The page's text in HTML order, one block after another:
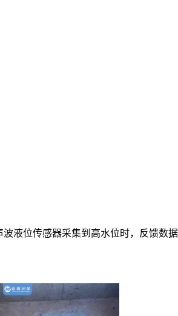
液位传感器采集到高水位时，反馈数据